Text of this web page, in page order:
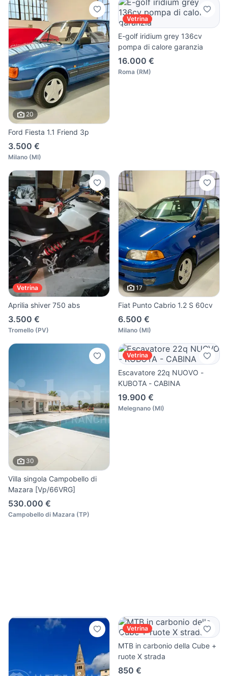
20
Ford Fiesta 1.1 Friend 3p
3.500 €
Milano (MI)
Vetrina
E-golf iridium grey 136cv
pompa di calore garanzia
16.000 €
Roma (RM)
Vetrina
Aprilia shiver 750 abs
3.500 €
Tromello (PV)
17
Fiat Punto Cabrio 1.2 S 60cv
6.500 €
Milano (MI)
30
Villa singola Campobello di
Mazara [Vp/66VRG]
530.000 €
Campobello di Mazara (TP)
Vetrina
Escavatore 22q NUOVO -
KUBOTA - CABINA
19.900 €
Melegnano (MI)
Vetrina
MTB in carbonio della Cube +
ruote X strada
850 €